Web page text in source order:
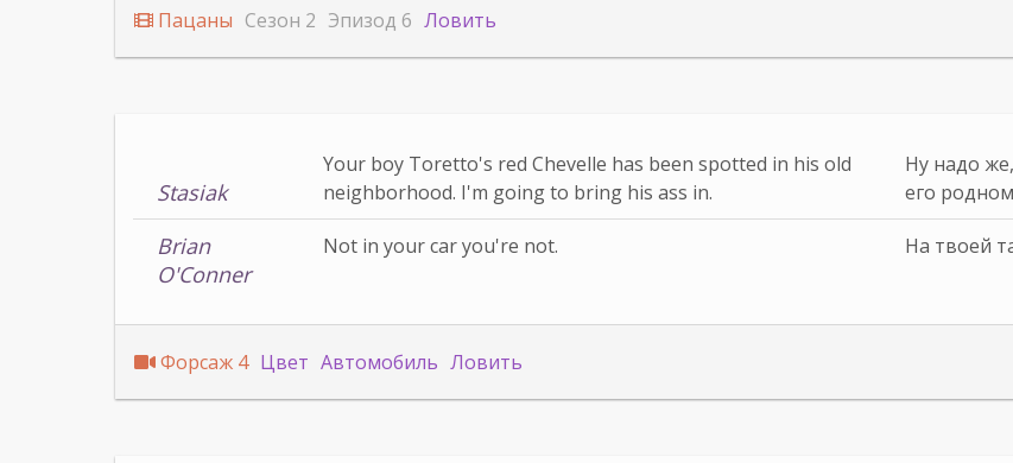
Пацаны Сезон 2 Эпизод 6 Ловить
Stasiak
Your boy Toretto's red Chevelle has been spotted in his old
neighborhood. I'm going to bring his ass in.
Ну надо
его
Brian
O'Conner
Not in your car you're not. На твоей
Форсаж 4 Цвет Автомобиль Ловить